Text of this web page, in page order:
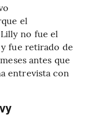
el
no fue el
fue retirado de
antes que
entrevista con